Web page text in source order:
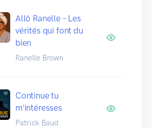
Allô Ranelle – Les
vérités qui font du
bien
Ranelle Brown
Continue tu
m'intéresses
Patrick Baud